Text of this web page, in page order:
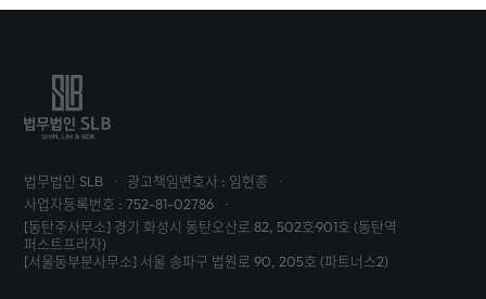
법무법인 SLB
광고책임변호사 : 임현종
사업자등록번호 : 752-81-02786
[동탄주사무소] 경기 화성시 동탄오산로 82, 502호·901호 (동탄역
퍼스트프라자)
[서울동부분사무소] 서울 송파구 법원로 90, 205호 (파트너스2)